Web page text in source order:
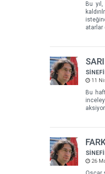
Bu
atarlar
11
Bu
26